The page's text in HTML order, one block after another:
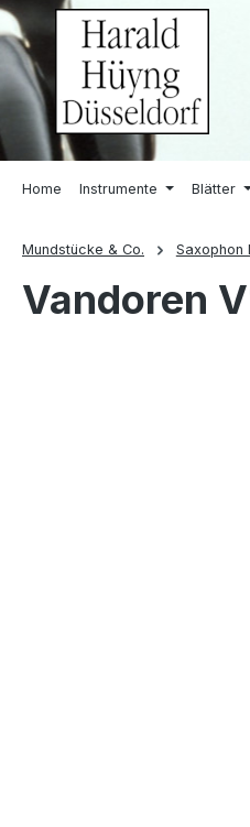
Zur Hauptnavigation
Home Instrumente Blätter
Mundstücke & Co. Saxophon
Vandoren